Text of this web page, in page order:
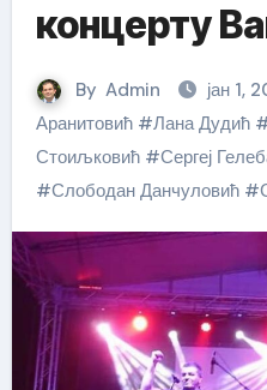
концерту
By Admin јан 1,
Аранитовић#Лана Дудић
Стоиљковић#Сергеј
#Слободан Данчуловић#